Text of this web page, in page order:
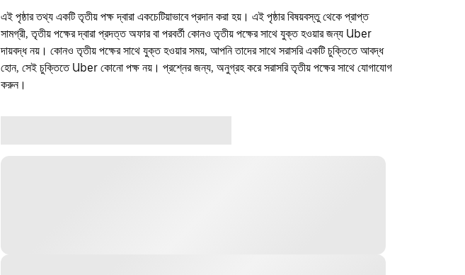
এই পৃষ্ঠার তথ্য একটি তৃতীয় পক্ষ দ্বারা একচেটিয়াভাবে প্রদান করা হয়। এই পৃষ্ঠার বিষয়বস্তু থেকে প্রাপ্ত
সামগ্রী, তৃতীয় পক্ষের দ্বারা প্রদত্ত অফার বা পরবর্তী কোনও তৃতীয় পক্ষের সাথে যুক্ত হওয়ার জন্য Uber
দায়বদ্ধ নয়। কোনও তৃতীয় পক্ষের সাথে যুক্ত হওয়ার সময়, আপনি তাদের সাথে সরাসরি একটি চুক্তিতে আবদ্ধ
হোন, সেই চুক্তিতে Uber কোনো পক্ষ নয়। প্রশ্নের জন্য, অনুগ্রহ করে সরাসরি তৃতীয় পক্ষের সাথে যোগাযোগ
করুন।